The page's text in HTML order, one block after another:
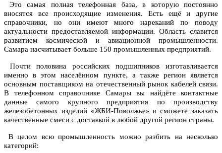
Это самая полная телефонная база, в которую постоянно
вносятся все происходящие изменения. Есть ещё и другие
справочники, но они имеют много нареканий по поводу
актуальности предоставляемой информации. Область славится
развитием космической и авиационной промышленности.
Самара насчитывает больше 150 промышленных предприятий.
Почти половина российских подшипников изготавливается
именно в этом населённом пункте, а также регион является
основным поставщиком на отечественный рынок кабелей связи.
В телефонном справочнике Самары вы найдёте контактные
данные самого крупного предприятия по производству
железобетонных изделий «ЖБИ-Поволжье» и сможете заказать
качественные смеси с доставкой в любой другой регион страны.
В целом всю промышленность можно разбить на несколько
категорий: